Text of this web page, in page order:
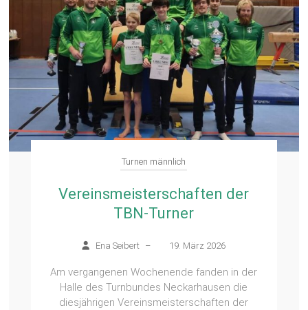
Turnen männlich
Vereinsmeisterschaften der
TBN-Turner
Ena Seibert – 19. März 2026
Am vergangenen Wochenende fanden in der
Halle des Turnbundes Neckarhausen die
diesjährigen Vereinsmeisterschaften der